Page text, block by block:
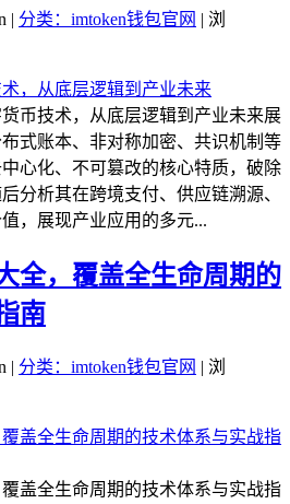
| 分类：imtoken钱包官网 | 浏
币技术，从底层逻辑到产业未来展
式账本、非对称加密、共识机制等
心化、不可篡改的核心特质，破除
分析其在跨境支付、供应链溯源、
，展现产业应用的多元...
全，覆盖全生命周期的
南
| 分类：imtoken钱包官网 | 浏
覆盖全生命周期的技术体系与实战指